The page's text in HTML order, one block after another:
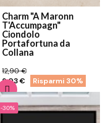
Charm "A Maronn
T'Accumpagn"
Ciondolo
Portafortuna da
Collana
12,90 €
9,03 €
Risparmi 30%
-30%